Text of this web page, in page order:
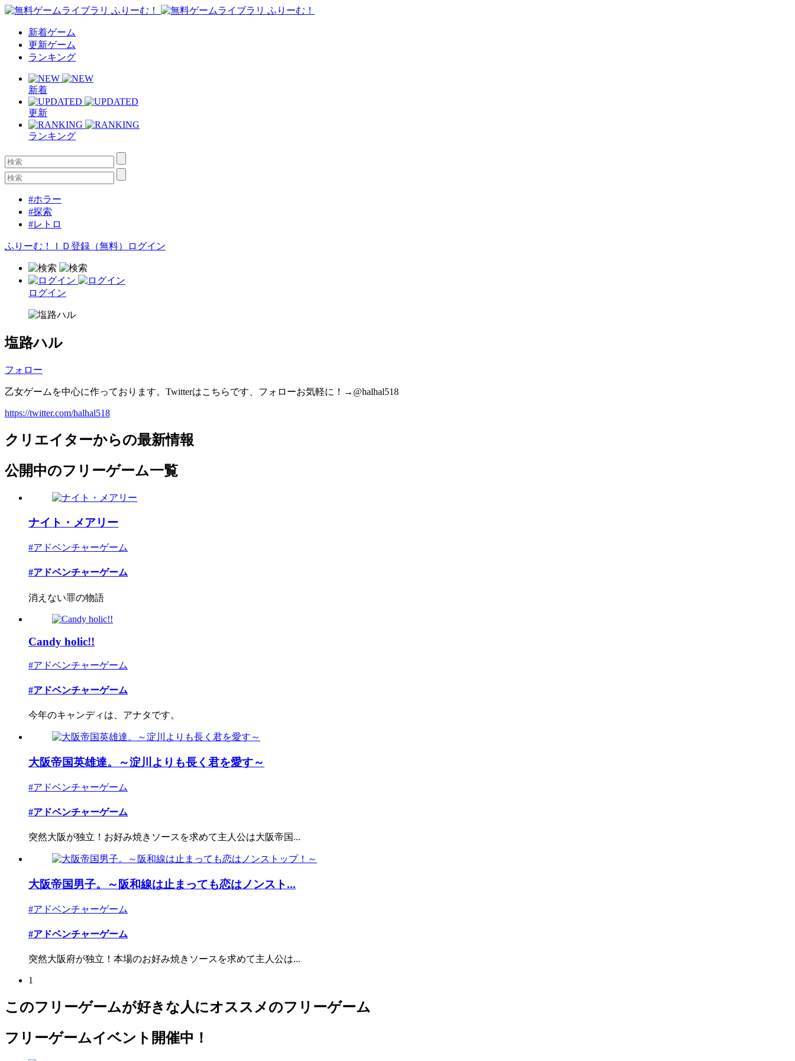
新着ゲーム
更新ゲーム
ランキング
新着
更新
ランキング
#ホラー
#探索
#レトロ
ふりーむ！ＩＤ登録（無料） ログイン
ログイン
塩路ハル
フォロー
乙女ゲームを中心に作っております。Twitterはこちらです、フォローお気軽に！→@halhal518
https://twitter.com/halhal518
クリエイターからの最新情報
公開中のフリーゲーム一覧
ナイト・メアリー
#アドベンチャーゲーム
#アドベンチャーゲーム
消えない罪の物語
Candy holic!!
#アドベンチャーゲーム
#アドベンチャーゲーム
今年のキャンディは、アナタです。
大阪帝国英雄達。～淀川よりも長く君を愛す～
#アドベンチャーゲーム
#アドベンチャーゲーム
突然大阪が独立！お好み焼きソースを求めて主人公は大阪帝国...
大阪帝国男子。～阪和線は止まっても恋はノンスト...
#アドベンチャーゲーム
#アドベンチャーゲーム
突然大阪府が独立！本場のお好み焼きソースを求めて主人公は...
1
このフリーゲームが好きな人にオススメのフリーゲーム
フリーゲームイベント開催中！